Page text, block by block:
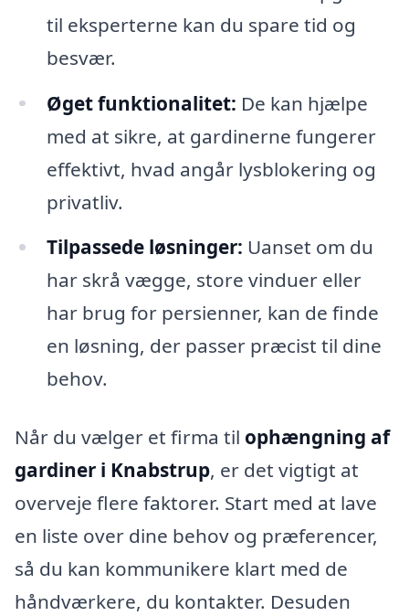
til eksperterne kan du spare tid og
besvær.
Øget funktionalitet: De kan hjælpe
med at sikre, at gardinerne fungerer
effektivt, hvad angår lysblokering og
privatliv.
Tilpassede løsninger: Uanset om du
har skrå vægge, store vinduer eller
har brug for persienner, kan de finde
en løsning, der passer præcist til dine
behov.
Når du vælger et firma til ophængning af
gardiner i Knabstrup, er det vigtigt at
overveje flere faktorer. Start med at lave
en liste over dine behov og præferencer,
så du kan kommunikere klart med de
håndværkere, du kontakter. Desuden